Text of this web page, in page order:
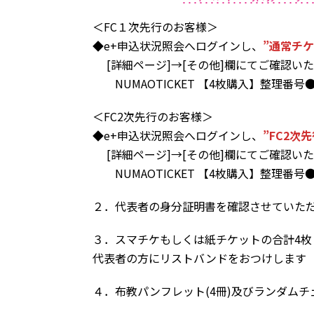
＜FC１次先行のお客様＞
◆e+申込状況照会へログインし、 ”通常チ
[詳細ページ]→[その他]欄にてご確認いた
NUMAOTICKET 【4枚購入】整理番号
＜FC2次先行のお客様＞
◆e+申込状況照会へログインし、 ”FC2次
[詳細ページ]→[その他]欄にてご確認いた
NUMAOTICKET 【4枚購入】整理番号
２．代表者の身分証明書を確認させていた
３．スマチケもしくは紙チケットの合計4
代表者の方にリストバンドをおつけします
４．布教パンフレット(4冊)及びランダム